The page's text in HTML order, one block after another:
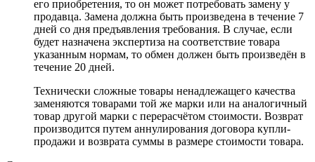
его приобретения, то он может потребовать замену у
продавца. Замена должна быть произведена в течение 7
дней со дня предъявления требования. В случае, если
будет назначена экспертиза на соответствие товара
указанным нормам, то обмен должен быть произведён в
течение 20 дней.
Технически сложные товары ненадлежащего качества
заменяются товарами той же марки или на аналогичный
товар другой марки с перерасчётом стоимости. Возврат
производится путем аннулирования договора купли-
продажи и возврата суммы в размере стоимости товара.